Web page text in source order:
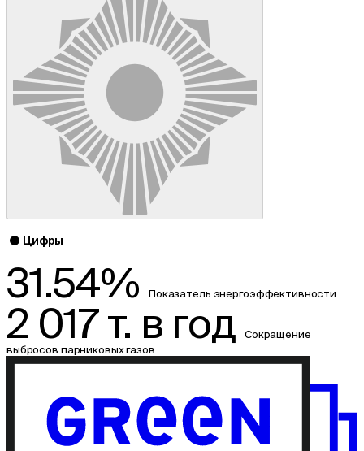
Цифры
31.54% Показатель энергоэффективности
2 017 т. в год
Сокращение
выбросов парниковых газов